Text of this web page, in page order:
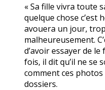
« Sa fille vivra toute
quelque chose c’est
avouera un jour,
malheureusement.
d’avoir essayer de
fois, il dit qu’il ne se
comment ces
dossiers.